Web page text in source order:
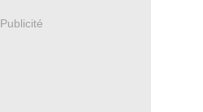
Publicité